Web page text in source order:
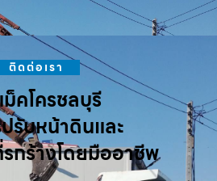
ติดต่อเรา
คโครชลบุรี
รับหน้าดินและ
กร้างโดยมืออาชีพ